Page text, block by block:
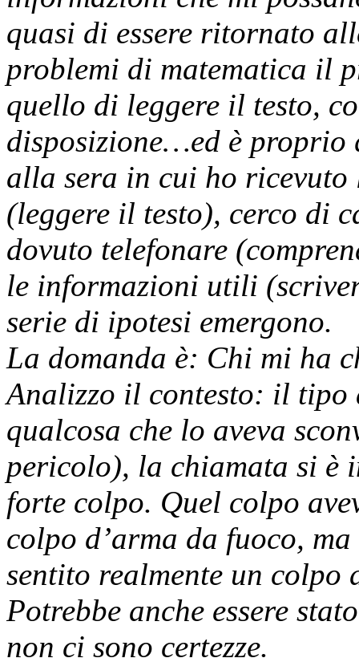
quasi di essere ritornato
problemi di matematica il
quello di leggere il testo,
disposizione…ed è proprio
alla sera in cui ho
(leggere il testo), cerco di
dovuto telefonare
le informazioni utili
serie di ipotesi emergono.
La domanda è: Chi mi ha
Analizzo il contesto: il tipo
qualcosa che lo aveva
pericolo), la chiamata si è
forte colpo. Quel colpo
colpo d’arma da fuoco,
sentito realmente un colpo
Potrebbe anche essere
non ci sono certezze.